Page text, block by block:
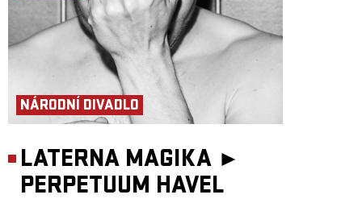
NÁRODNÍ DIVADLO
LATERNA MAGIKA ►
PERPETUUM HAVEL